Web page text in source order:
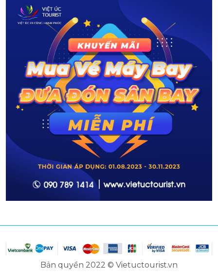
Bản quyền 2022 © Vietuctourist.vn